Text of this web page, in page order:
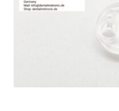
Unsere Firma